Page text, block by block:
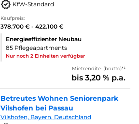
KfW-Standard
Kaufpreis:
378.700 € - 422.100 €
Energieeffizienter Neubau
85 Pflegeapartments
Nur noch 2 Einheiten verfügbar
Mietrendite: (brutto)*¹
bis 3,20 % p.a.
Betreutes Wohnen Seniorenpark
Vilshofen bei Passau
Vilshofen, Bayern, Deutschland